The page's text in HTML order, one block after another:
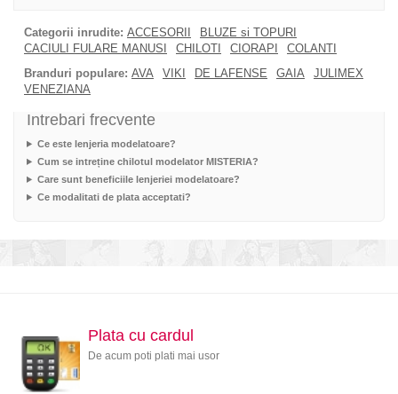
Categorii inrudite: ACCESORII
BLUZE si TOPURI
CACIULI FULARE MANUSI
CHILOTI CIORAPI
COLANTI
Branduri populare: AVA VIKI DE LAFENSE GAIA
JULIMEX
VENEZIANA
Intrebari frecvente
Ce este lenjeria modelatoare?
Cum se intreține chilotul modelator MISTERIA?
Care sunt beneficiile lenjeriei modelatoare?
Ce modalitati de plata acceptati?
Plata cu cardul
De acum poti plati mai usor